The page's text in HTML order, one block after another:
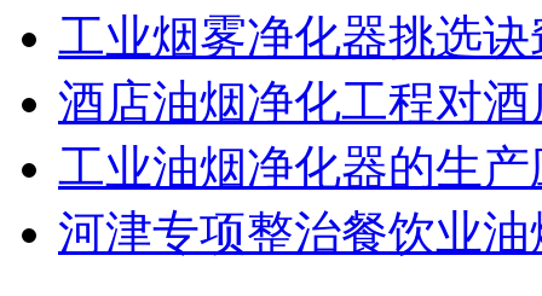
工业烟雾净化器挑选
酒店油烟净化工程对
工业油烟净化器的生
河津专项整治餐饮业